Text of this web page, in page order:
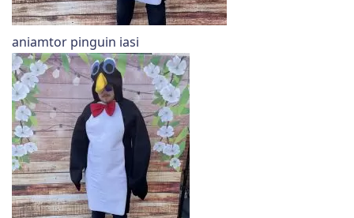
aniamtor pinguin iasi